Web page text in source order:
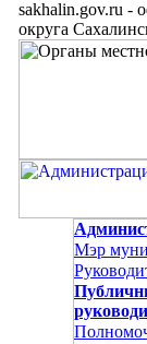
sakhalin.gov.ru -
округа
Мэр